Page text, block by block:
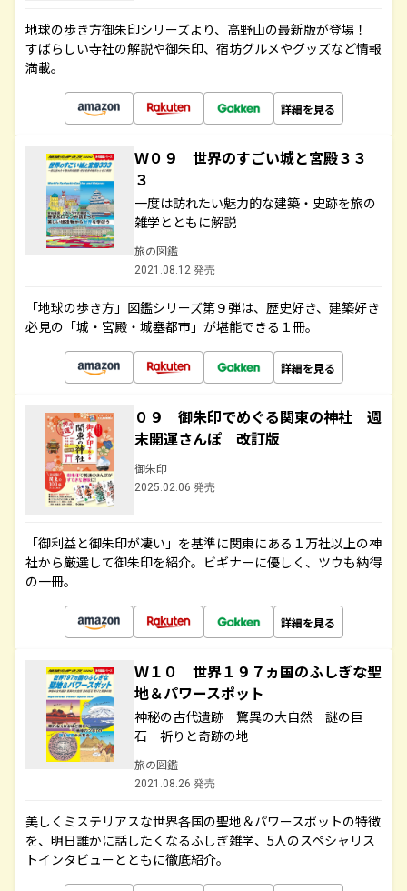
地球の歩き方御朱印シリーズより、高野山の最新版が登場！
すばらしい寺社の解説や御朱印、宿坊グルメやグッズなど情報
満載。
詳細を見る
Ｗ０９ 世界のすごい城と宮殿３３
３
一度は訪れたい魅力的な建築・史跡を旅の
雑学とともに解説
旅の図鑑
2021.08.12 発売
「地球の歩き方」図鑑シリーズ第９弾は、歴史好き、建築好き
必見の「城・宮殿・城塞都市」が堪能できる１冊。
詳細を見る
０９ 御朱印でめぐる関東の神社 週
末開運さんぽ 改訂版
御朱印
2025.02.06 発売
「御利益と御朱印が凄い」を基準に関東にある１万社以上の神
社から厳選して御朱印を紹介。ビギナーに優しく、ツウも納得
の一冊。
詳細を見る
Ｗ１０ 世界１９７ヵ国のふしぎな聖
地＆パワースポット
神秘の古代遺跡 驚異の大自然 謎の巨
石 祈りと奇跡の地
旅の図鑑
2021.08.26 発売
美しくミステリアスな世界各国の聖地＆パワースポットの特徴
を、明日誰かに話したくなるふしぎ雑学、5人のスペシャリス
トインタビューとともに徹底紹介。